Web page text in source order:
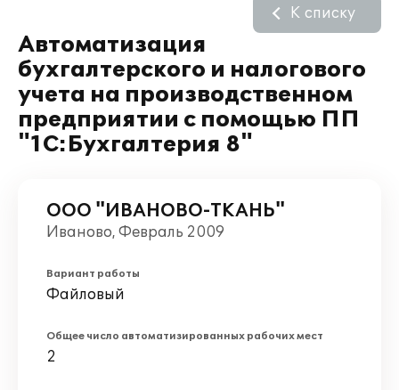
Автоматизация
бухгалтерского и налогового
учета на производственном
предприятии с помощью ПП
"1C:Бухгалтерия 8"
К списку
ООО "ИВАНОВО-ТКАНЬ"
Иваново, Февраль 2009
Вариант работы
Файловый
Общее число автоматизированных рабочих мест
2